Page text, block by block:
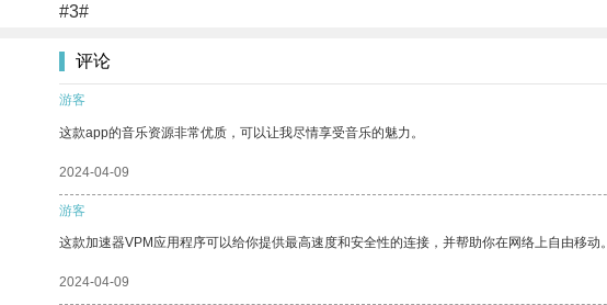
#3#
评论
游客
这款app的音乐资源非常优质，可以让我尽情享受音乐的魅力。
2024-04-09
游客
这款加速器VPM应用程序可以给你提供最高速度和安全性的连接，并帮助你在网络上自由移动。
2024-04-09